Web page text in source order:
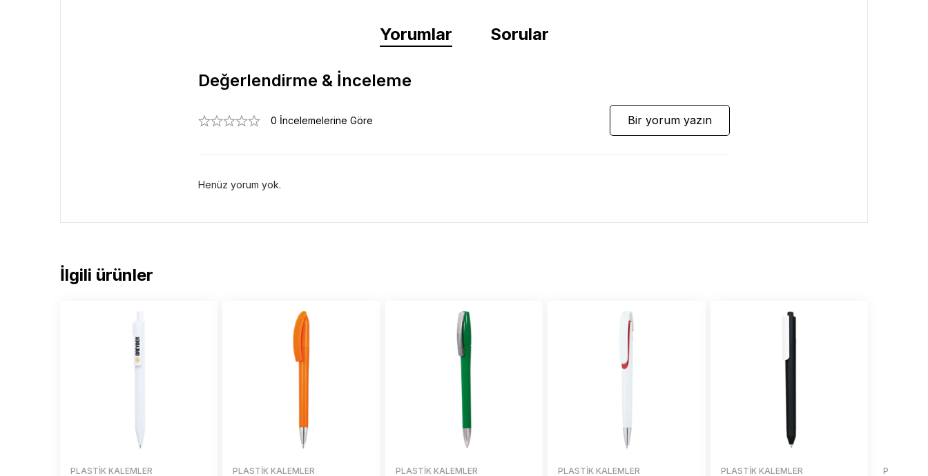
Yorumlar Sorular
Değerlendirme & İnceleme
0 İncelemelerine Göre Bir yorum yazın
Henüz yorum yok.
İlgili ürünler
PLASTIK KALEMLER PLASTIK KALEMLER PLASTIK KALEMLER PLASTIK KALEMLER PLASTIK KALEMLER PLASTIK